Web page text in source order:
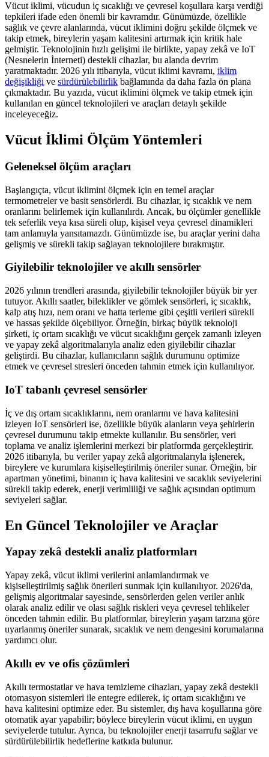
Vücut iklimi, vücudun iç sıcaklığı ve çevresel koşullara karşı verdiği
tepkileri ifade eden önemli bir kavramdır. Günümüzde, özellikle
sağlık ve çevre alanlarında, vücut iklimini doğru şekilde ölçmek ve
takip etmek, bireylerin yaşam kalitesini artırmak için kritik hale
gelmiştir. Teknolojinin hızlı gelişimi ile birlikte, yapay zekâ ve IoT
(Nesnelerin İnterneti) destekli cihazlar, bu alanda devrim
yaratmaktadır. 2026 yılı itibarıyla, vücut iklimi kavramı, iklim
değişikliği ve sürdürülebilirlik bağlamında da daha fazla ön plana
çıkmaktadır. Bu yazıda, vücut iklimini ölçmek ve takip etmek için
kullanılan en güncel teknolojileri ve araçları detaylı şekilde
inceleyeceğiz.
Vücut İklimi Ölçüm Yöntemleri
Geleneksel ölçüm araçları
Başlangıçta, vücut iklimini ölçmek için en temel araçlar
termometreler ve basit sensörlerdi. Bu cihazlar, iç sıcaklık ve nem
oranlarını belirlemek için kullanılırdı. Ancak, bu ölçümler genellikle
tek seferlik veya kısa süreli olup, kişisel veya çevresel dinamikleri
tam anlamıyla yansıtamazdı. Günümüzde ise, bu araçlar yerini daha
gelişmiş ve sürekli takip sağlayan teknolojilere bırakmıştır.
Giyilebilir teknolojiler ve akıllı sensörler
2026 yılının trendleri arasında, giyilebilir teknolojiler büyük bir yer
tutuyor. Akıllı saatler, bileklikler ve gömlek sensörleri, iç sıcaklık,
kalp atış hızı, nem oranı ve hatta terleme gibi çeşitli verileri sürekli
ve hassas şekilde ölçebiliyor. Örneğin, birkaç büyük teknoloji
şirketi, iç ortam sıcaklığı ve vücut sıcaklığını gerçek zamanlı izleyen
ve yapay zekâ algoritmalarıyla analiz eden giyilebilir cihazlar
geliştirdi. Bu cihazlar, kullanıcıların sağlık durumunu optimize
etmek ve çevresel stresleri önceden tahmin etmek için kullanılıyor.
IoT tabanlı çevresel sensörler
İç ve dış ortam sıcaklıklarını, nem oranlarını ve hava kalitesini
izleyen IoT sensörleri ise, özellikle büyük alanların veya şehirlerin
çevresel durumunu takip etmekte kullanılır. Bu sensörler, veri
toplama ve analiz işlemlerini merkezi bir platformda gerçekleştirir.
2026 itibarıyla, bu veriler yapay zekâ algoritmalarıyla işlenerek,
bireylere ve kurumlara kişiselleştirilmiş öneriler sunar. Örneğin, bir
apartman yönetimi, binanın iç hava kalitesini ve sıcaklık seviyelerini
sürekli takip ederek, enerji verimliliği ve sağlık açısından optimum
seviyeleri sağlar.
En Güncel Teknolojiler ve Araçlar
Yapay zekâ destekli analiz platformları
Yapay zekâ, vücut iklimi verilerini anlamlandırmak ve
kişiselleştirilmiş sağlık önerileri sunmak için kullanılıyor. 2026'da,
gelişmiş algoritmalar sayesinde, sensörlerden gelen veriler anlık
olarak analiz edilir ve olası sağlık riskleri veya çevresel tehlikeler
önceden tahmin edilir. Bu platformlar, bireylerin yaşam tarzına göre
uyarlanmış öneriler sunarak, sıcaklık ve nem dengesini korumalarına
yardımcı olur.
Akıllı ev ve ofis çözümleri
Akıllı termostatlar ve hava temizleme cihazları, yapay zekâ destekli
otomasyon sistemleri ile entegre edilerek, iç ortam sıcaklığını ve
hava kalitesini optimize eder. Bu sistemler, dış hava koşullarına göre
otomatik ayar yapabilir; böylece bireylerin vücut iklimi, en uygun
seviyelerde tutulur. Ayrıca, bu teknolojiler enerji tasarrufu sağlar ve
sürdürülebilirlik hedeflerine katkıda bulunur.